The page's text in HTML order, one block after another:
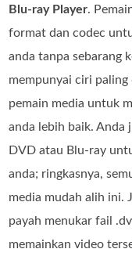
Blu-ray Player.
format dan codec
anda tanpa sebarang
mempunyai ciri paling
pemain media untuk
anda lebih baik. Anda
DVD atau Blu-ray
anda; ringkasnya,
media mudah alih ini.
payah menukar fail
memainkan video